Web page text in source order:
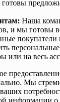
Наша
и мы готовы
или на весь
Мы
информации